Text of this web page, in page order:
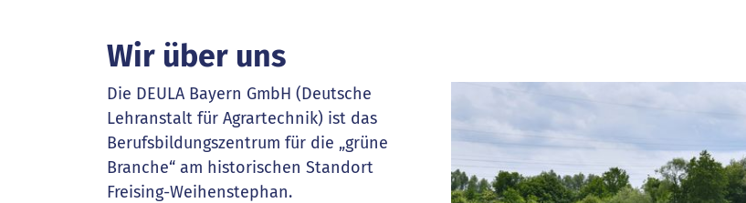
Wir über uns
Die DEULA Bayern GmbH (Deutsche
Lehranstalt für Agrartechnik) ist das
Berufsbildungszentrum für die „grüne
Branche“ am historischen Standort
Freising-Weihenstephan.